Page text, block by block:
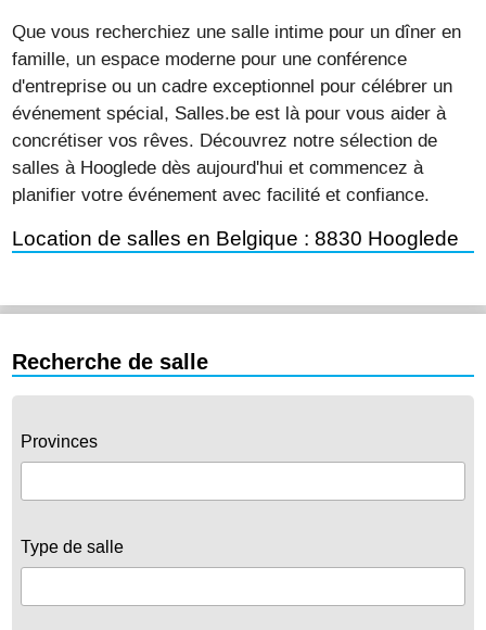
Que vous recherchiez une salle intime pour un dîner en
famille, un espace moderne pour une conférence
d'entreprise ou un cadre exceptionnel pour célébrer un
événement spécial, Salles.be est là pour vous aider à
concrétiser vos rêves. Découvrez notre sélection de
salles à Hooglede dès aujourd'hui et commencez à
planifier votre événement avec facilité et confiance.
Location de salles en Belgique : 8830 Hooglede
Recherche de salle
Provinces
Type de salle